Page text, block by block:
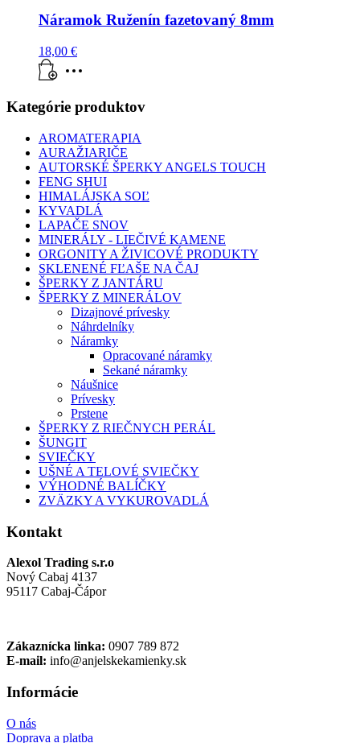
Náramok Ruženín fazetovaný 8mm
18,00 €
Kategórie produktov
AROMATERAPIA
AURAŽIARIČE
AUTORSKÉ ŠPERKY ANGELS TOUCH
FENG SHUI
HIMALÁJSKA SOĽ
KYVADLÁ
LAPAČE SNOV
MINERÁLY - LIEČIVÉ KAMENE
ORGONITY A ŽIVICOVÉ PRODUKTY
SKLENENÉ FĽAŠE NA ČAJ
ŠPERKY Z JANTÁRU
ŠPERKY Z MINERÁLOV
Dizajnové prívesky
Náhrdelníky
Náramky
Opracované náramky
Sekané náramky
Náušnice
Prívesky
Prstene
ŠPERKY Z RIEČNYCH PERÁL
ŠUNGIT
SVIEČKY
UŠNÉ A TELOVÉ SVIEČKY
VÝHODNÉ BALÍČKY
ZVÄZKY A VYKUROVADLÁ
Kontakt
Alexol Trading s.r.o
Nový Cabaj 4137
95117 Cabaj-Čápor
Zákaznícka linka: 0907 789 872
E-mail: info@anjelskekamienky.sk
Informácie
O nás
Doprava a platba